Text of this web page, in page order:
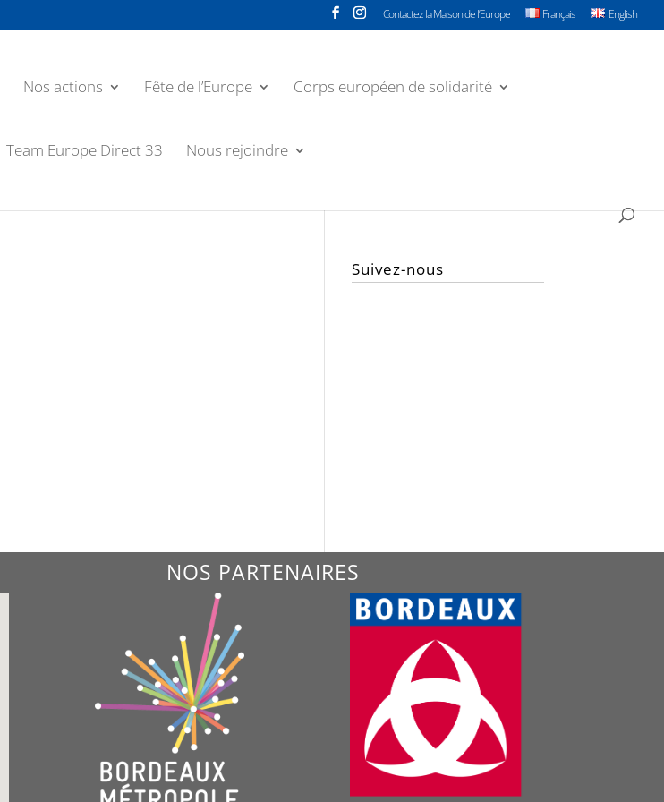
Contactez la Maison de l’Europe Français English
Nos actions Fête de l’Europe Corps européen de solidarité
Team Europe Direct 33 Nous rejoindre
Suivez-nous
NOS PARTENAIRES